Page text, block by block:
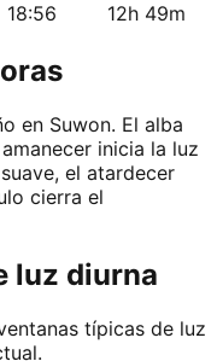
18:56 12h 49m
en Suwon. El alba
inicia la luz
el atardecer
cierra el
luz diurna
típicas de luz